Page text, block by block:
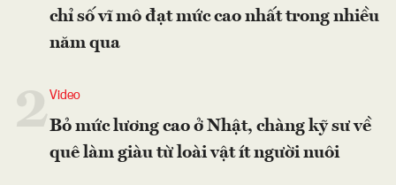
chỉ số vĩ mô đạt mức cao nhất trong nhiều
năm qua
2Video
Bỏ mức lương cao ở Nhật, chàng kỹ sư về
quê làm giàu từ loài vật ít người nuôi